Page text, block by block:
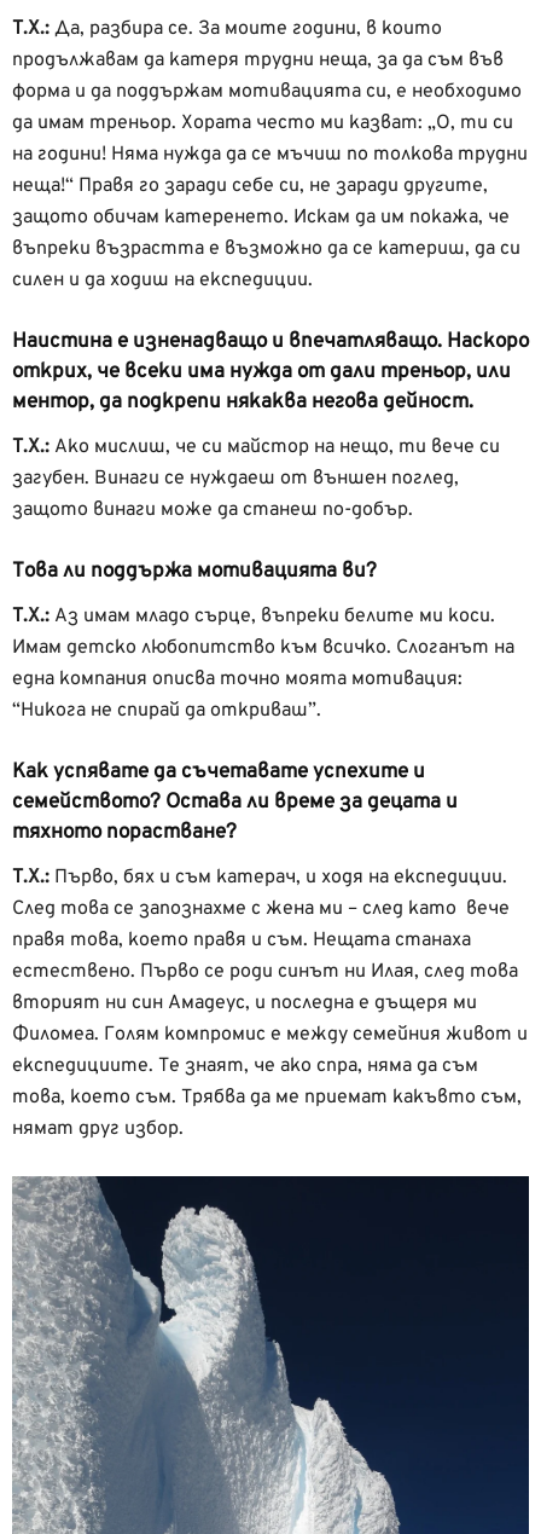
Т.Х.: Да, разбира се. За моите години, в които
продължавам да катеря трудни неща, за да съм във
форма и да поддържам мотивацията си, е необходимо
да имам треньор. Хората често ми казват: „О, ти си
на години! Няма нужда да се мъчиш по толкова трудни
неща!“ Правя го заради себе си, не заради другите,
защото обичам катеренето. Искам да им покажа, че
въпреки възрастта е възможно да се катериш, да си
силен и да ходиш на експедиции.
Наистина е изненадващо и впечатляващо. Наскоро
открих, че всеки има нужда от дали треньор, или
ментор, да подкрепи някаква негова дейност.
Т.Х.: Ако мислиш, че си майстор на нещо, ти вече си
загубен. Винаги се нуждаеш от външен поглед,
защото винаги може да станеш по-добър.
Това ли поддържа мотивацията ви?
Т.Х.: Аз имам младо сърце, въпреки белите ми коси.
Имам детско любопитство към всичко. Слоганът на
една компания описва точно моята мотивация:
“Никога не спирай да откриваш”.
Как успявате да съчетавате успехите и
семейството? Остава ли време за децата и
тяхното порастване?
Т.Х.: Първо, бях и съм катерач, и ходя на експедиции.
След това се запознахме с жена ми – след като вече
правя това, което правя и съм. Нещата станаха
естествено. Първо се роди синът ни Илая, след това
вторият ни син Амадеус, и последна е дъщеря ми
Филомеа. Голям компромис е между семейния живот и
експедициите. Те знаят, че ако спра, няма да съм
това, което съм. Трябва да ме приемат какъвто съм,
нямат друг избор.